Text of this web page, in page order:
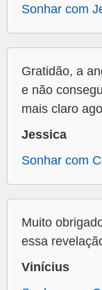
Sonhar com
Gratidão, a
e não
mais claro
Jessica
Sonhar com
Muito
essa
Vinícius